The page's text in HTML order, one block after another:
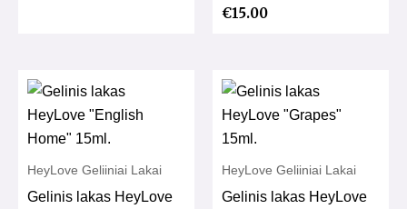
€15.00
HeyLove Geliiniai Lakai
Gelinis lakas HeyLove
HeyLove Geliiniai Lakai
Gelinis lakas HeyLove